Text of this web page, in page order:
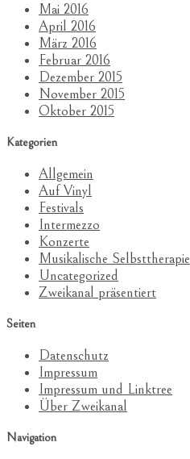
Mai 2016
April 2016
März 2016
Februar 2016
Dezember 2015
November 2015
Oktober 2015
Kategorien
Allgemein
Auf Vinyl
Festivals
Intermezzo
Konzerte
Musikalische Selbsttherapie
Uncategorized
Zweikanal präsentiert
Seiten
Datenschutz
Impressum
Impressum und Linktree
Über Zweikanal
Navigation